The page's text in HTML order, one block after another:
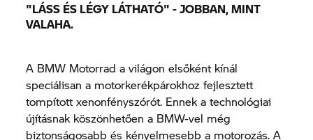
"LÁSS ÉS LÉGY LÁTHATÓ" - JOBBAN, MINT
VALAHA.
A BMW Motorrad a világon elsőként kínál
speciálisan a motorkerékpárokhoz fejlesztett
tompított xenonfényszórót. Ennek a technológiai
újításnak köszönhetően a BMW-vel még
biztonságosabb és kényelmesebb a motorozás. A